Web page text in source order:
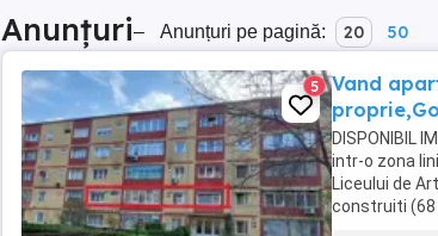
Anunțuri– Anunțuri pe pagină: 20 50
5
Vand
DISPONIBIL
intr-o zona
Liceului de
construiti (68